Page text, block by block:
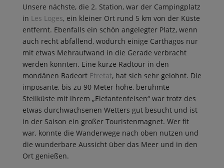
Unsere nächste, die 2. Station, war der Campingplatz
in Les Loges, ein kleiner Ort rund 5 km von der Küste
entfernt. Ebenfalls ein schön angelegter Platz, wenn
auch recht abfallend, wodurch einige Carthagos nur
mit etwas Mehraufwand in die Gerade verbracht
werden konnten. Eine kurze Radtour in den
mondänen Badeort Etretat, hat sich sehr gelohnt. Die
imposante, bis zu 90 Meter hohe, berühmte
Steilküste mit ihrem „Elefantenfelsen“ war trotz des
etwas durchwachsenen Wetters gut besucht und ist
in der Saison ein großer Touristenmagnet. Wer fit
war, konnte die Wanderwege nach oben nutzen und
die wunderbare Aussicht über das Meer und in den
Ort genießen.